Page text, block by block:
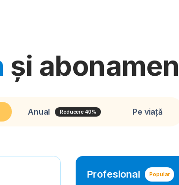
și
Anual Reducere 40% Pe viață
Profesional Popular